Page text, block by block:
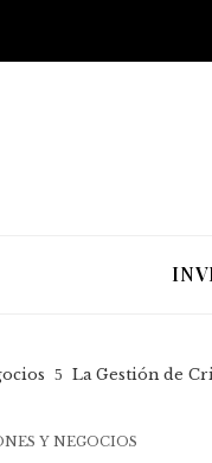
La Gestión de
Y NEGOCIOS